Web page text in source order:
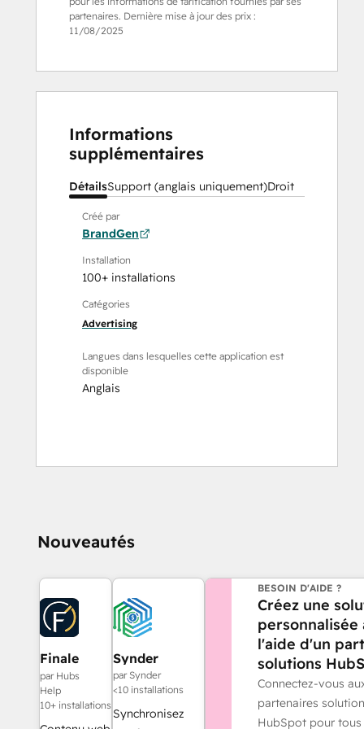
partenaires. Dernière mise à jour des prix :
11/08/2025
Informations
supplémentaires
DétailsSupport (anglais uniquement)Droit
Créé par
BrandGen
Installation
100+ installations
Catégories
Advertising
Langues dans lesquelles cette application est
disponible
Anglais
Nouveautés
Finale
Composer
par Hubs
Help
10+ installations
Synder
par Synder
<10 installations
Synchronisez
BESOIN D'AIDE ?
Créez une
personnalisée
l'aide d'un
solutions
Connectez-vous
partenaires
HubSpot pour